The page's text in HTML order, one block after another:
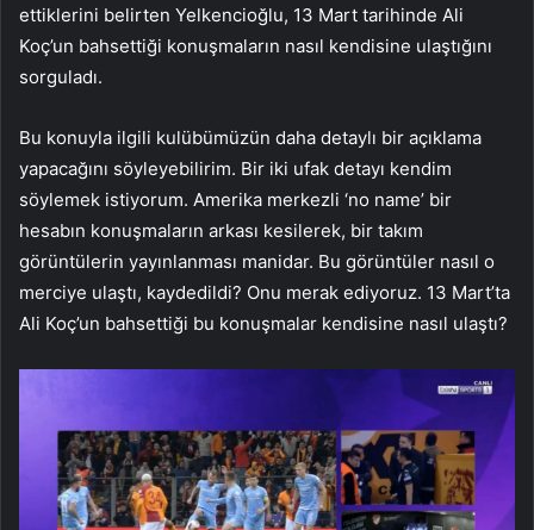
ettiklerini belirten Yelkencioğlu, 13 Mart tarihinde Ali
Koç’un bahsettiği konuşmaların nasıl kendisine ulaştığını
sorguladı.
Bu konuyla ilgili kulübümüzün daha detaylı bir açıklama
yapacağını söyleyebilirim. Bir iki ufak detayı kendim
söylemek istiyorum. Amerika merkezli ‘no name’ bir
hesabın konuşmaların arkası kesilerek, bir takım
görüntülerin yayınlanması manidar. Bu görüntüler nasıl o
merciye ulaştı, kaydedildi? Onu merak ediyoruz. 13 Mart’ta
Ali Koç’un bahsettiği bu konuşmalar kendisine nasıl ulaştı?